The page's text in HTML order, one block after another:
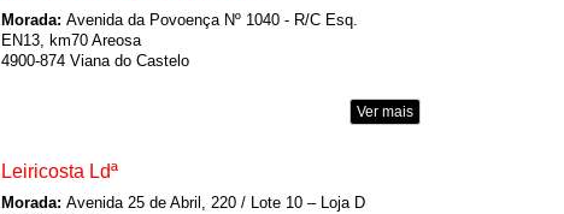
Morada: Avenida da Povoença Nº 1040 - R/C Esq.
EN13, km70 Areosa
4900-874 Viana do Castelo
Ver mais
Leiricosta Ldª
Morada: Avenida 25 de Abril, 220 / Lote 10 – Loja D